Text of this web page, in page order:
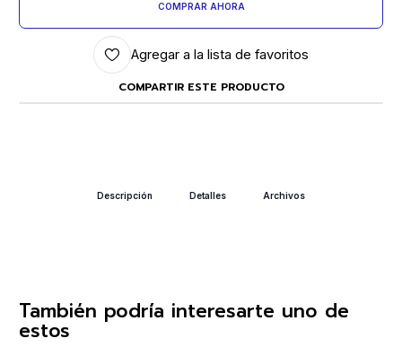
COMPRAR AHORA
Agregar a la lista de favoritos
COMPARTIR ESTE PRODUCTO
Descripción Detalles Archivos
También podría interesarte uno de
estos